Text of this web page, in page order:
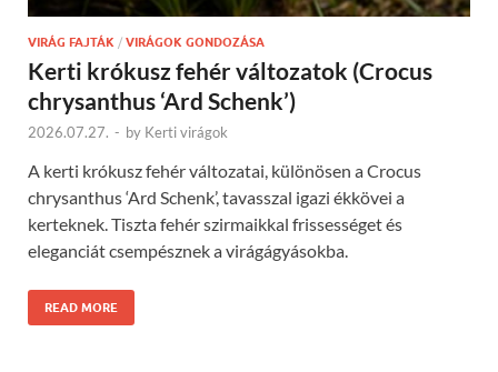
VIRÁG FAJTÁK / VIRÁGOK GONDOZÁSA
Kerti krókusz fehér változatok (Crocus
chrysanthus ‘Ard Schenk’)
2026.07.27. - by Kerti virágok
A kerti krókusz fehér változatai, különösen a Crocus
chrysanthus ‘Ard Schenk’, tavasszal igazi ékkövei a
kerteknek. Tiszta fehér szirmaikkal frissességet és
eleganciát csempésznek a virágágyásokba.
READ MORE